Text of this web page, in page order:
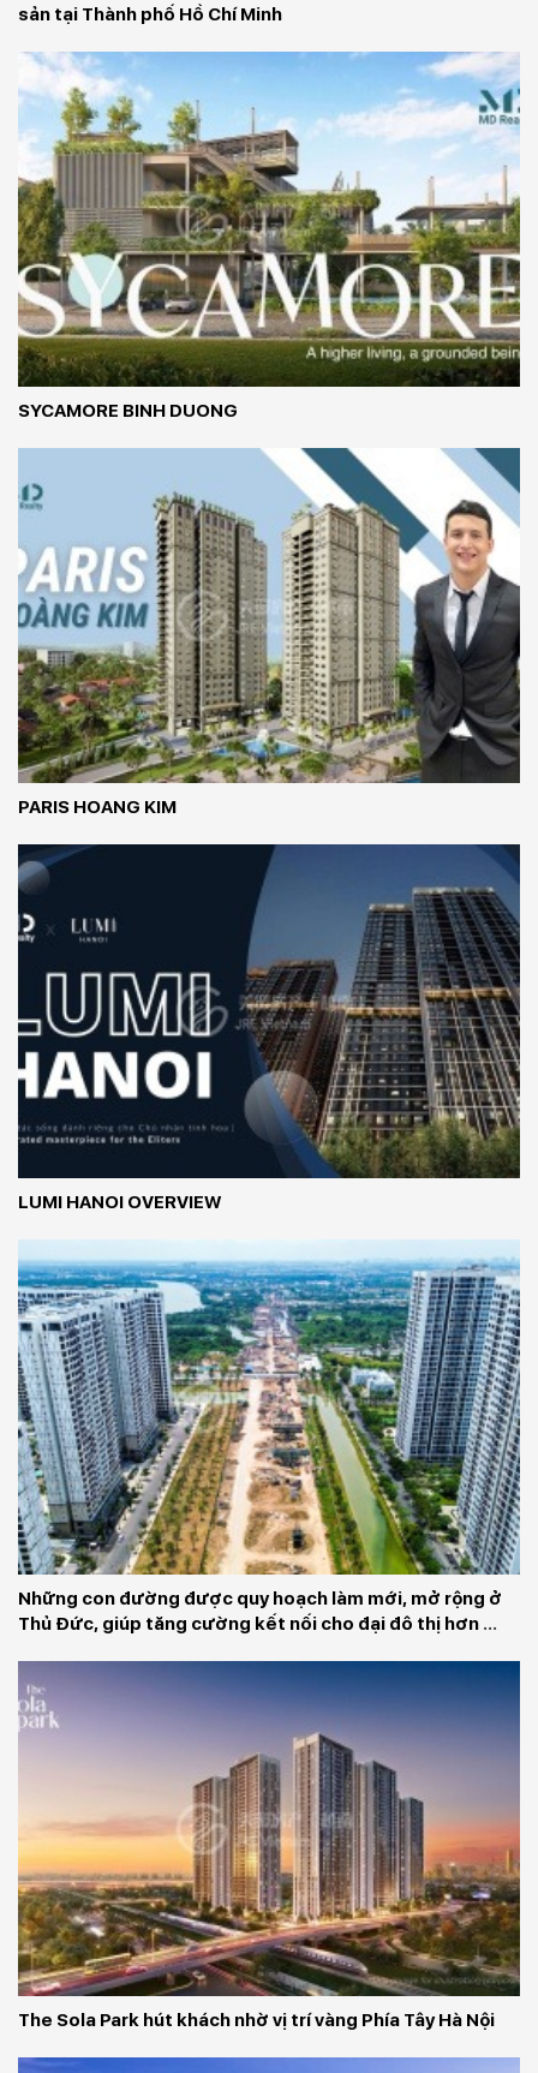
sản tại Thành phố Hồ Chí Minh
SYCAMORE BINH DUONG
PARIS HOANG KIM
LUMI HANOI OVERVIEW
Những con đường được quy hoạch làm mới, mở rộng ở
Thủ Đức, giúp tăng cường kết nối cho đại đô thị hơn
The Sola Park hút khách nhờ vị trí vàng Phía Tây Hà Nội